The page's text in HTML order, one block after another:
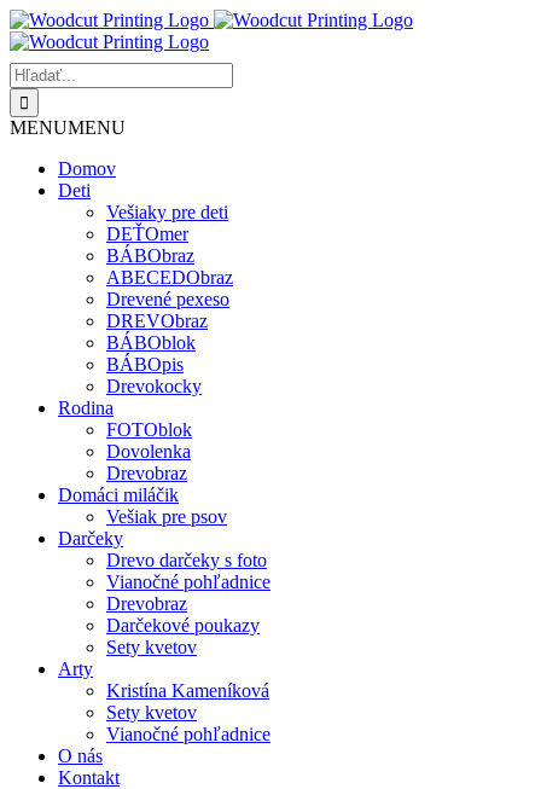
Skip
to
content
Hľadať:
MENUMENU
Domov
Deti
Vešiaky pre deti
DEŤOmer
BÁBObraz
ABECEDObraz
Drevené pexeso
DREVObraz
BÁBOblok
BÁBOpis
Drevokocky
Rodina
FOTOblok
Dovolenka
Drevobraz
Domáci miláčik
Vešiak pre psov
Darčeky
Drevo darčeky s foto
Vianočné pohľadnice
Drevobraz
Darčekové poukazy
Sety kvetov
Arty
Kristína Kameníková
Sety kvetov
Vianočné pohľadnice
O nás
Kontakt